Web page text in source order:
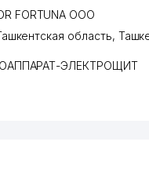
FORTUNA ООО
область,
ЭЛЕКТРОЩИТ